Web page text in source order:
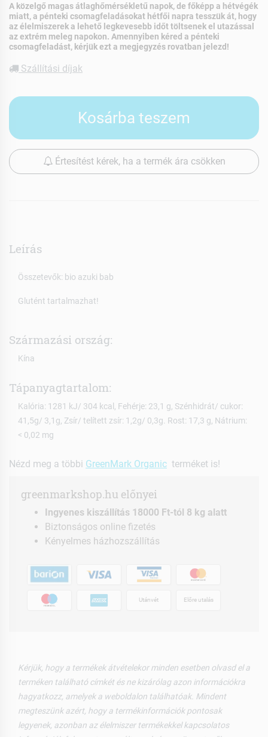
A közelgő magas átlaghőmérsékletű napok, de főképp a hétvégék
miatt, a pénteki csomagfeladásokat hétfői napra tesszük át, hogy
az élelmiszerek a lehető legkevesebb időt töltsenek el utazással
az extrém meleg napokon. Amennyiben kéred a pénteki
csomagfeladást, kérjük ezt a megjegyzés rovatban jelezd!
Szállítási díjak
Kosárba teszem
Értesítést kérek, ha a termék ára csökken
Leírás
Összetevők: bio azuki bab
Glutént tartalmazhat!
Származási ország:
Kína
Tápanyagtartalom:
Kalória: 1281 kJ/ 304 kcal, Fehérje: 23,1 g, Szénhidrát/ cukor:
41,5g/ 3,1g, Zsír/ telített zsír: 1,2g/ 0,3g. Rost: 17,3 g, Nátrium:
< 0,02 mg
Nézd meg a többi GreenMark Organic terméket is!
greenmarkshop.hu előnyei
Ingyenes kiszállítás 18000 Ft-tól 8 kg alatt
Biztonságos online fizetés
Kényelmes házhozszállítás
Utánvét Előre utalás
Kérjük, hogy a termékek átvételekor minden esetben olvasd el a
terméken található címkét és ne kizárólag azon információkra
hagyatkozz, amelyek a weboldalon találhatóak. Mindent
megteszünk azért, hogy a termékinformációk pontosak
legyenek, azonban az élelmiszer termékekkel kapcsolatos